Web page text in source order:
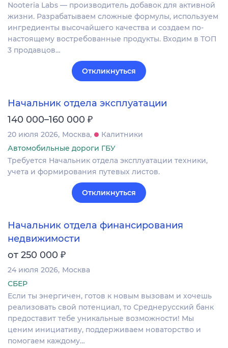
Nooteria Labs — производитель добавок для активной
жизни. Разрабатываем сложные формулы, используем
ингредиенты высочайшего качества и создаем по-
настоящему востребованные продукты. Входим в ТОП
3 продавцов…
Откликнуться
Начальник отдела эксплуатации
140 000–160 000 ₽
20 июля 2026 Москва
Калитники
Автомобильные дороги ГБУ
Требуется Начальник отдела эксплуатации техники,
учета и формирования путевых листов.
Откликнуться
Начальник отдела финансирования
недвижимости
от 250 000 ₽
24 июля 2026 Москва
СБЕР
Если ты энергичен, готов к новым вызовам и хочешь
реализовать свой потенциал, то Среднерусский банк
предоставит тебе уникальные возможности! Мы
ценим инициативу, поддерживаем новаторство и
помогаем каждому…